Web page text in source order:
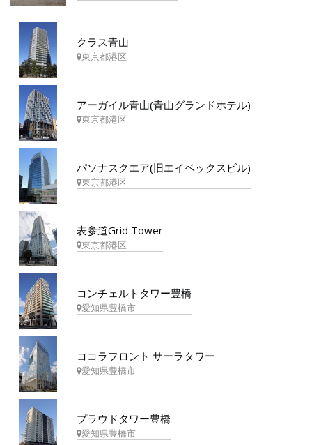
クラス青山
東京都港区
アーガイル青山(青山グランドホテル)
東京都港区
パソナスクエア(旧エイベックスビル)
東京都港区
表参道Grid Tower
東京都港区
コンチェルトタワー豊橋
愛知県豊橋市
ココラフロント サーラタワー
愛知県豊橋市
プラウドタワー豊橋
愛知県豊橋市